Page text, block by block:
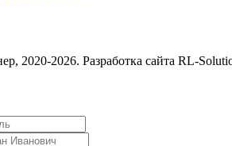
2020-2026. Разработка сайта RL-